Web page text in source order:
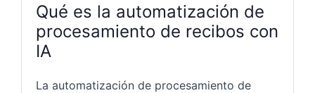
Qué es la automatización de
procesamiento de recibos con
IA
La automatización de procesamiento de